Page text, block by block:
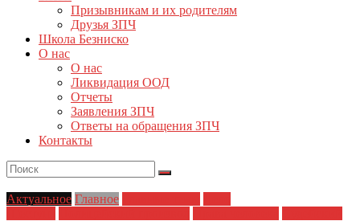
Призывникам и их родителям
Друзья ЗПЧ
Школа Безниско
О нас
О нас
Ликвидация ООД
Отчеты
Заявления ЗПЧ
Ответы на обращения ЗПЧ
Контакты
Актуальное Главное